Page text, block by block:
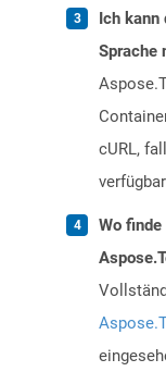
Ich kann
Sprache
cURL,
Wo